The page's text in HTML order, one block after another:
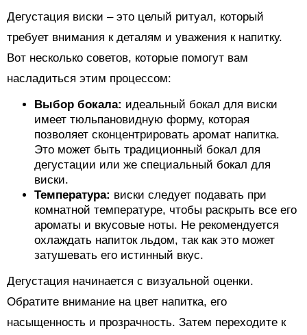
Дегустация виски – это целый ритуал, который
требует внимания к деталям и уважения к напитку.
Вот несколько советов, которые помогут вам
насладиться этим процессом:
Выбор бокала: идеальный бокал для виски
имеет тюльпановидную форму, которая
позволяет сконцентрировать аромат напитка.
Это может быть традиционный бокал для
дегустации или же специальный бокал для
виски.
Температура: виски следует подавать при
комнатной температуре, чтобы раскрыть все его
ароматы и вкусовые ноты. Не рекомендуется
охлаждать напиток льдом, так как это может
затушевать его истинный вкус.
Дегустация начинается с визуальной оценки.
Обратите внимание на цвет напитка, его
насыщенность и прозрачность. Затем переходите к